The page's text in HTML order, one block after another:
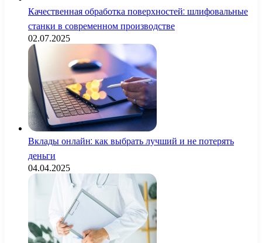
Качественная обработка поверхностей: шлифовальные
станки в современном производстве
02.07.2025
Вклады онлайн: как выбрать лучший и не потерять
деньги
04.04.2025